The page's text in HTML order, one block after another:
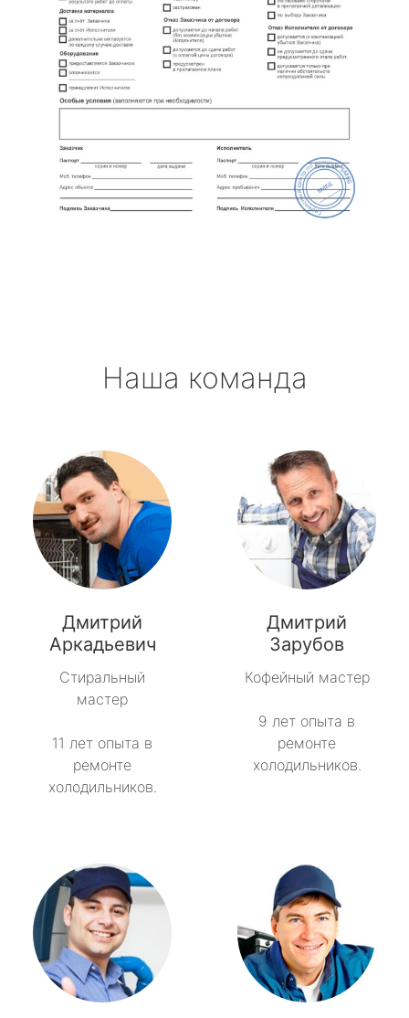
Наша команда
Дмитрий
Аркадьевич
Стиральный
мастер
11 лет опыта в
ремонте
холодильников.
Дмитрий
Зарубов
Кофейный мастер
9 лет опыта в
ремонте
холодильников.